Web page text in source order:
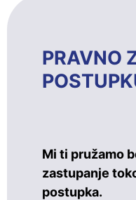
PRAVNO
Mi ti pružamo
zastupanje
postupka.